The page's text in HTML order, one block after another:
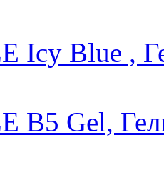
Icy Blue ,
B5 Gel,